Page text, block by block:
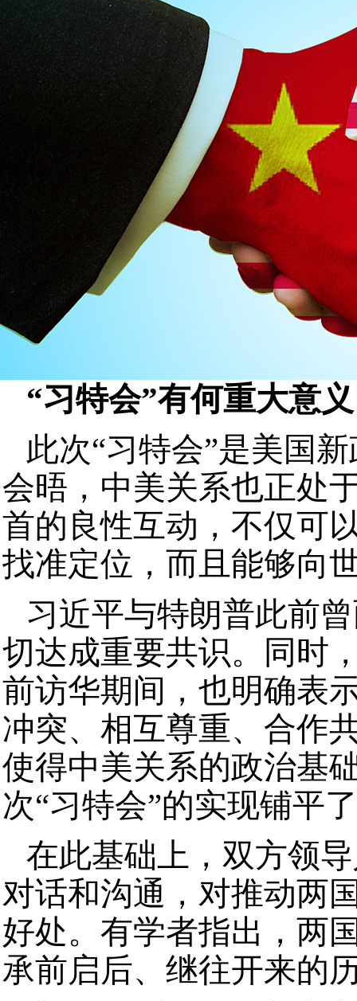
“习特会”有何重大意义
此次“习特会”是美国
会晤，中美关系也正处
首的良性互动，不仅可
找准定位，而且能够向
习近平与特朗普此前
切达成重要共识。同时
前访华期间，也明确表
冲突、相互尊重、合
使得中美关系的政治基
次“习特会”的实现铺平
在此基础上，双方领
对话和沟通，对推动两
好处。有学者指出，两
承前启后、继往开来的